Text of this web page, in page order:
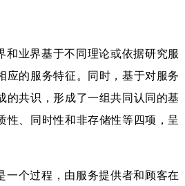
和业界基于不同理论或依据研究服
应的服务特征。同时，基于对服务
的共识，形成了一组共同认同的基
性、同时性和非存储性等四项，呈
一个过程，由服务提供者和顾客在